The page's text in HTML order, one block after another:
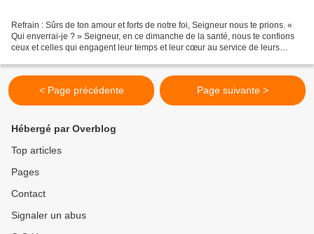
Refrain : Sûrs de ton amour et forts de notre foi, Seigneur nous te prions. «
Qui enverrai-je ? » Seigneur, en ce dimanche de la santé, nous te confions
ceux et celles qui engagent leur temps et leur cœur au service de leurs
< Page précédente Page suivante >
Hébergé par Overblog
Top articles
Pages
Contact
Signaler un abus